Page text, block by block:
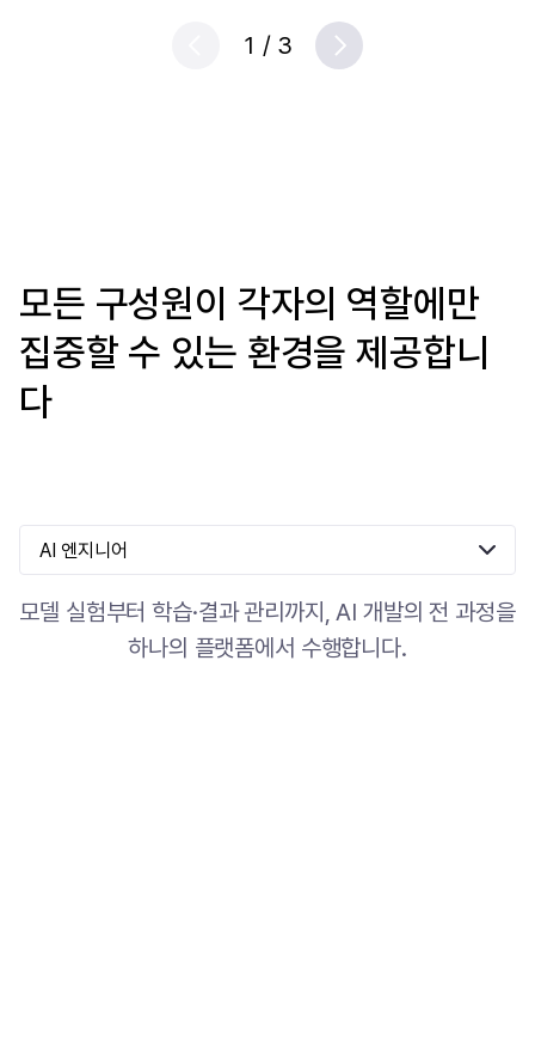
1 / 3
Next
모든 구성원이 각자의 역할에만
집중할 수 있는 환경을 제공합니
다
AI 엔지니어
모델 실험부터 학습·결과 관리까지, AI 개발의 전 과정을
하나의 플랫폼에서 수행합니다.